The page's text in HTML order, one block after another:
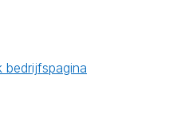
bedrijfspagina